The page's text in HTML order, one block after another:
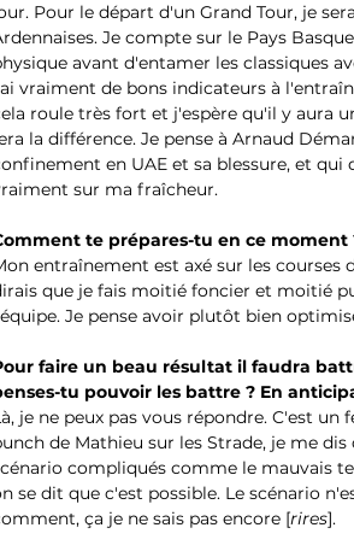
Pour le départ d'un Grand Tour, je
Je compte sur le Pays
avant d'entamer les classiques
vraiment de bons indicateurs à
roule très fort et j'espère qu'il y aura
la différence. Je pense à Arnaud
en UAE et sa blessure, et
sur ma fraîcheur.
te prépares-tu en ce moment
entraînement est axé sur les courses
que je fais moitié foncier et moitié
Je pense avoir plutôt bien
faire un beau résultat il faudra
tu pouvoir les battre ? En
je ne peux pas vous répondre. C'est
de Mathieu sur les Strade, je me
compliqués comme le mauvais
se dit que c'est possible. Le scénario
ça je ne sais pas encore [rires].